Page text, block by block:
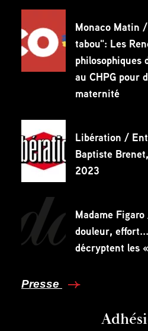
Monaco Matin
tabou": Les
philosophiques
au CHPG pour
maternité
Libération /
Baptiste
2023
Madame
douleur,
décryptent les
Presse